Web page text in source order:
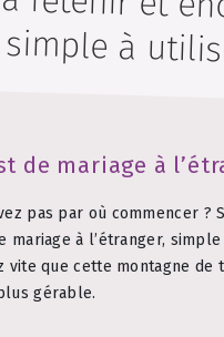
simple à
de mariage à
pas par où commencer ?
mariage à l’étranger,
vite que cette montagne de
gérable.